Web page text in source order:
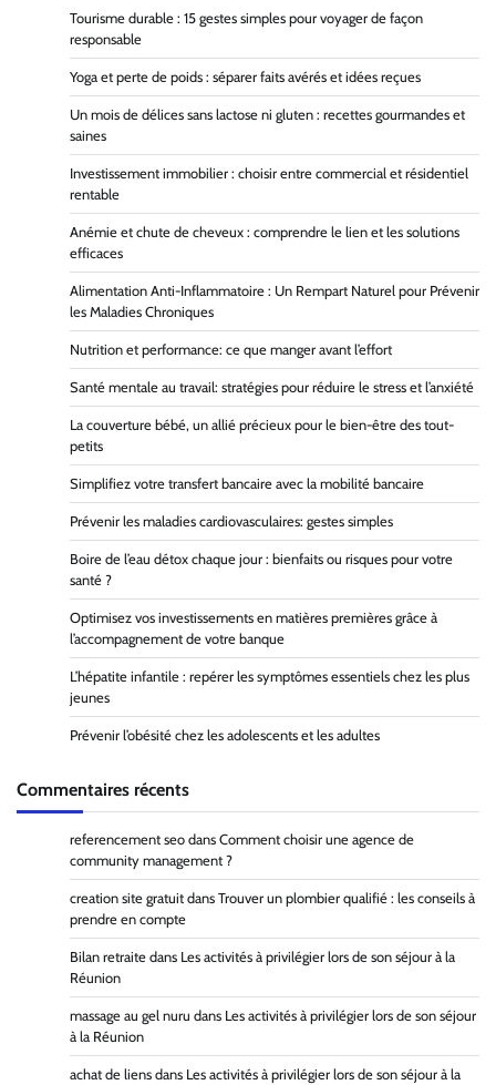
Tourisme durable : 15 gestes simples pour voyager de façon
responsable
Yoga et perte de poids : séparer faits avérés et idées reçues
Un mois de délices sans lactose ni gluten : recettes gourmandes et
saines
Investissement immobilier : choisir entre commercial et résidentiel
rentable
Anémie et chute de cheveux : comprendre le lien et les solutions
efficaces
Alimentation Anti-Inflammatoire : Un Rempart Naturel pour Prévenir
les Maladies Chroniques
Nutrition et performance: ce que manger avant l’effort
Santé mentale au travail: stratégies pour réduire le stress et l’anxiété
La couverture bébé, un allié précieux pour le bien-être des tout-
petits
Simplifiez votre transfert bancaire avec la mobilité bancaire
Prévenir les maladies cardiovasculaires: gestes simples
Boire de l’eau détox chaque jour : bienfaits ou risques pour votre
santé ?
Optimisez vos investissements en matières premières grâce à
l’accompagnement de votre banque
L’hépatite infantile : repérer les symptômes essentiels chez les plus
jeunes
Prévenir l’obésité chez les adolescents et les adultes
Commentaires récents
referencement seo dans Comment choisir une agence de
community management ?
creation site gratuit dans Trouver un plombier qualifié : les conseils à
prendre en compte
Bilan retraite dans Les activités à privilégier lors de son séjour à la
Réunion
massage au gel nuru dans Les activités à privilégier lors de son séjour
à la Réunion
achat de liens dans Les activités à privilégier lors de son séjour à la